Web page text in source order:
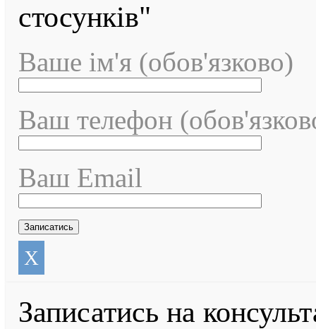
стосунків"
Ваше ім'я (обов'язково)
Ваш телефон
Ваш Email
X
Записатись на